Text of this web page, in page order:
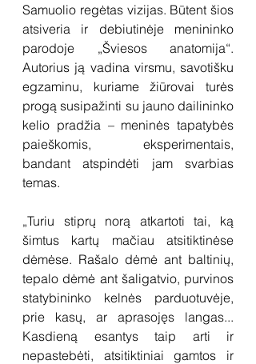
Samuolio regėtas vizijas. Būtent šios
atsiveria ir debiutinėje menininko
parodoje „Šviesos anatomija“.
Autorius ją vadina virsmu, savotišku
egzaminu, kuriame žiūrovai turės
progą susipažinti su jauno dailininko
kelio pradžia – meninės tapatybės
paieškomis, eksperimentais,
bandant atspindėti jam svarbias
temas.
„Turiu stiprų norą atkartoti tai, ką
šimtus kartų mačiau atsitiktinėse
dėmėse. Rašalo dėmė ant baltinių,
tepalo dėmė ant šaligatvio, purvinos
statybininko kelnės parduotuvėje,
prie kasų, ar aprasojęs langas...
Kasdieną esantys taip arti ir
nepastebėti, atsitiktiniai gamtos ir